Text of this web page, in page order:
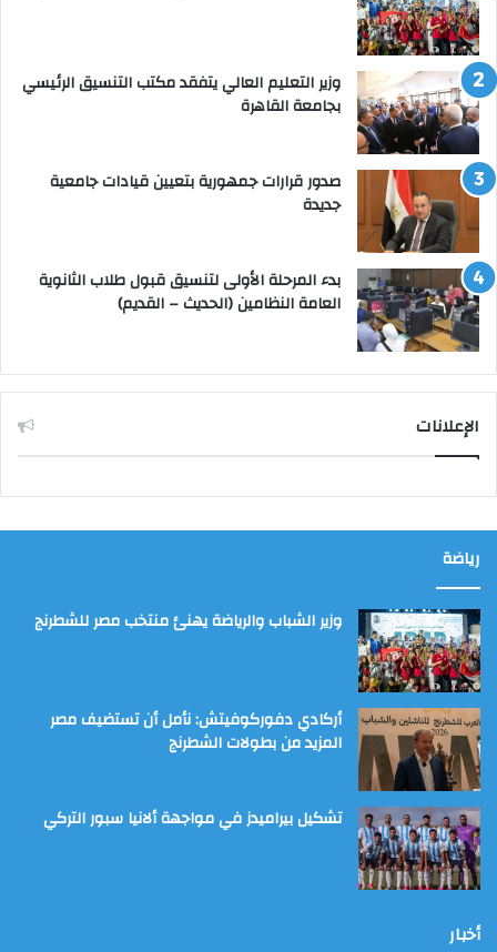
وزير التعليم العالي يتفقد مكتب التنسيق الرئيسي
بجامعة القاهرة
صدور قرارات جمهورية بتعيين قيادات جامعية
جديدة
بدء المرحلة الأولى لتنسيق قبول طلاب الثانوية
العامة النظامين (الحديث – القديم)
الإعلانات
رياضة
وزير الشباب والرياضة يهنئ منتخب مصر للشطرنج
أركادي دفوركوفيتش: نأمل أن تستضيف مصر
المزيد من بطولات الشطرنج
تشكيل بيراميدز في مواجهة ألانيا سبور التركي
أخبار